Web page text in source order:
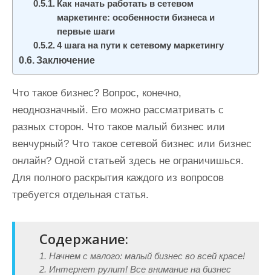
Как начать работать в сетевом
маркетинге: особенности бизнеса и
первые шаги
4 шага на пути к сетевому маркетингу
Заключение
Что такое бизнес? Вопрос, конечно,
неоднозначный. Его можно рассматривать с
разных сторон. Что такое малый бизнес или
венчурный? Что такое сетевой бизнес или бизнес
онлайн? Одной статьей здесь не ограничишься.
Для полного раскрытия каждого из вопросов
требуется отдельная статья.
Содержание:
1. Начнем с малого: малый бизнес во всей красе!
2. Интернет рулит! Все внимание на бизнес